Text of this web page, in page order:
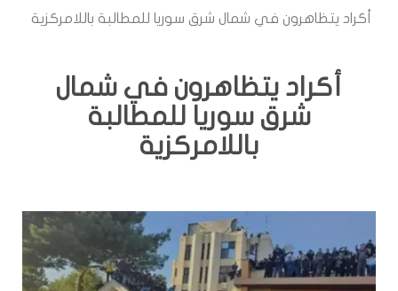
أكراد يتظاهرون في شمال شرق سوريا للمطالبة باللامركزية
أكراد يتظاهرون في شمال
شرق سوريا للمطالبة
باللامركزية